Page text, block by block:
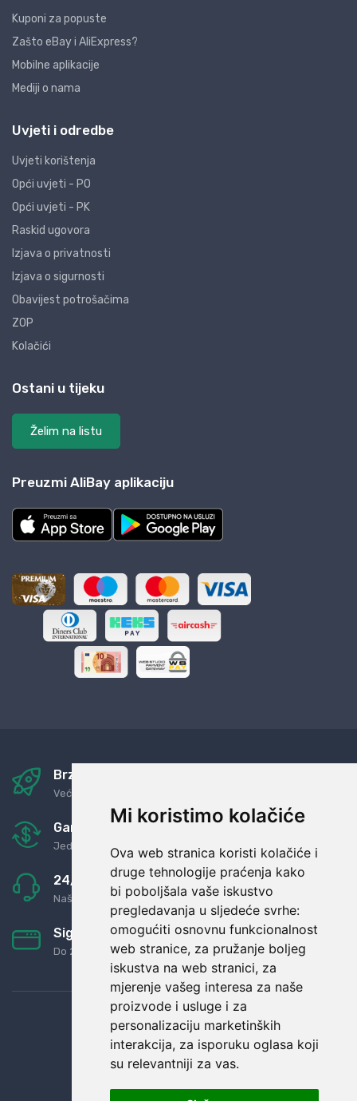
Mi koristimo kolačiće
Ova web stranica koristi kolačiće i
druge tehnologije praćenja kako
bi poboljšala vaše iskustvo
pregledavanja u sljedeće svrhe:
omogućiti osnovnu funkcionalnost
web stranice, za pružanje boljeg
iskustva na web stranici, za
mjerenje vašeg interesa za naše
proizvode i usluge i za
personalizaciju marketinških
interakcija, za isporuku oglasa koji
su relevantniji za vas.
Kuponi za popuste
Zašto eBay i AliExpress?
Mobilne aplikacije
Mediji o nama
Uvjeti i odredbe
Uvjeti korištenja
Opći uvjeti - PO
Opći uvjeti - PK
Raskid ugovora
Izjava o privatnosti
Izjava o sigurnosti
Obavijest potrošačima
ZOP
Kolačići
Ostani u tijeku
Želim na listu
Preuzmi AliBay aplikaciju
Brza i sigurna dostava
Već za nekoliko dana kod vas
Garancija u povrat novaca
Jednostavno pravilo: Roba za novac
24/7 odlična podrška
Naši agenti uvijek na raspolaganju
Sigurno obročno plaćanje
Do 24 rata bez kamata